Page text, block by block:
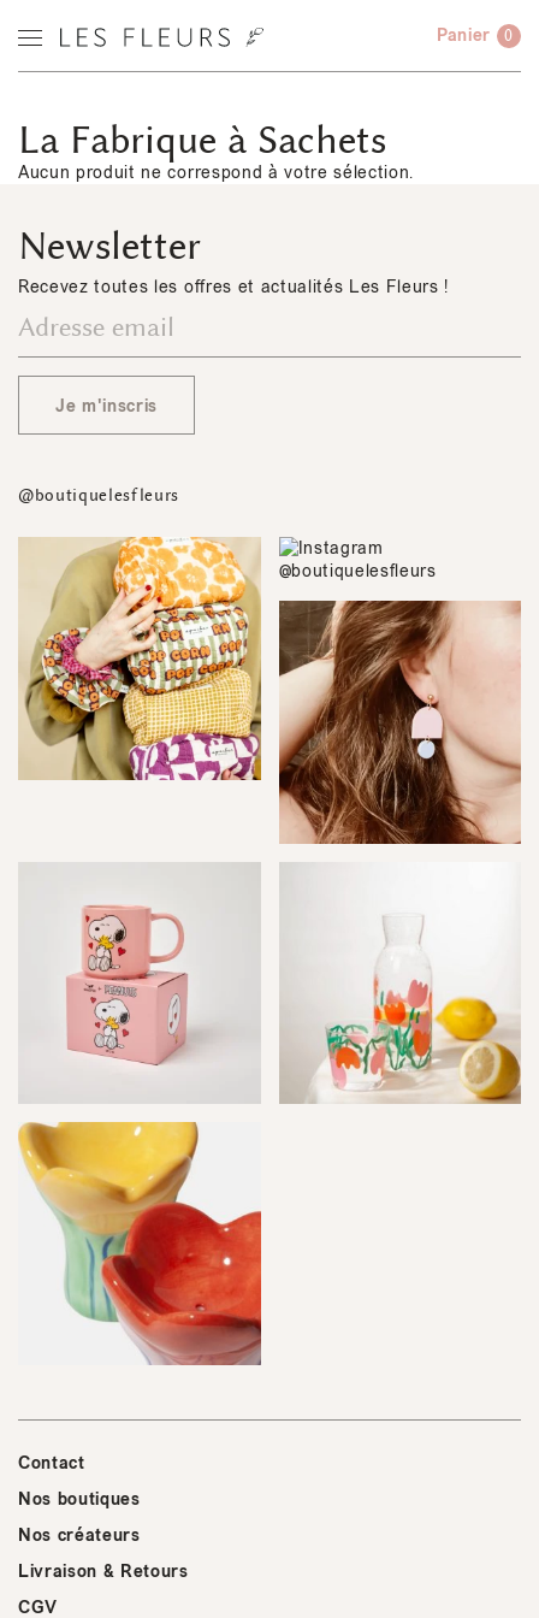
Panier 0
La Fabrique à Sachets
Aucun produit ne correspond à votre sélection.
Newsletter
Recevez toutes les offres et actualités Les Fleurs !
Je m'inscris
@boutiquelesfleurs
Contact
Nos boutiques
Nos créateurs
Livraison & Retours
CGV